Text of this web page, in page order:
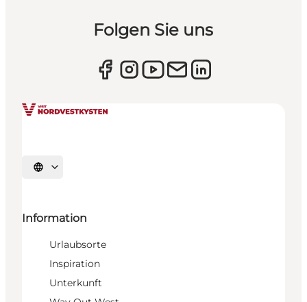
Folgen Sie uns
Sprache auswählen
Information
Urlaubsorte
Inspiration
Unterkunft